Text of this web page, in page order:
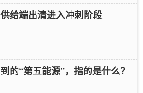
给端出清进入冲刺阶段
的“第五能源”，指的是什么？